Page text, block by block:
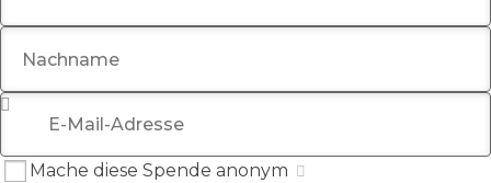
Nachname
E-Mail-Adresse
Mache diese Spende anonym